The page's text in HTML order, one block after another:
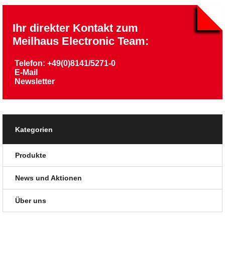
Ihr direkter Kontakt zum
Meilhaus Electronic Team:
Telefon: +49(0)8141/5271-0
E-Mail
Newsletter
Kategorien
Produkte
News und Aktionen
Über uns